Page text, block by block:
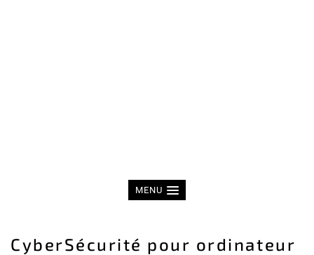
MENU
CyberSécurité pour ordinateur